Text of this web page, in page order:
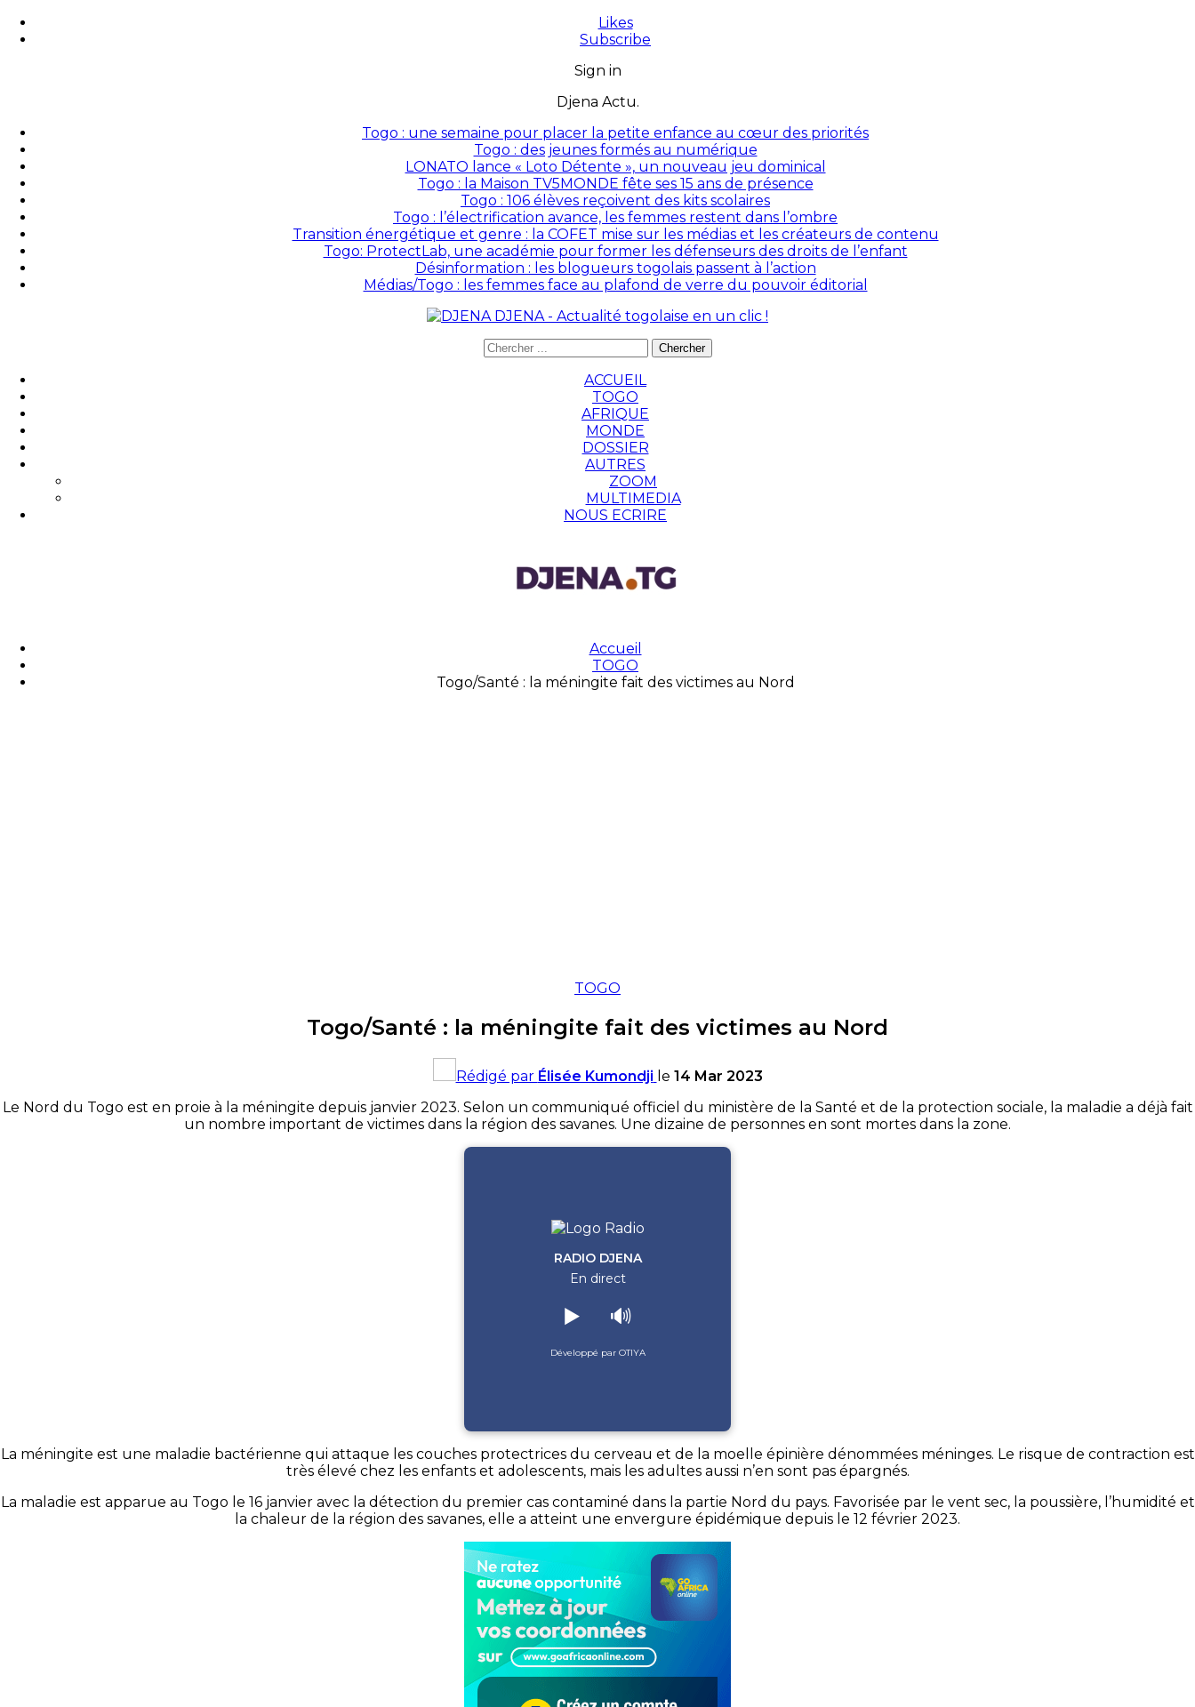
Likes
Subscribe
Sign in
Djena Actu.
Togo : une semaine pour placer la petite enfance au cœur des priorités
Togo : des jeunes formés au numérique
LONATO lance « Loto Détente », un nouveau jeu dominical
Togo : la Maison TV5MONDE fête ses 15 ans de présence
Togo : 106 élèves reçoivent des kits scolaires
Togo : l’électrification avance, les femmes restent dans l’ombre
Transition énergétique et genre : la COFET mise sur les médias et les créateurs de contenu
Togo: ProtectLab, une académie pour former les défenseurs des droits de l’enfant
Désinformation : les blogueurs togolais passent à l’action
Médias/Togo : les femmes face au plafond de verre du pouvoir éditorial
DJENA - Actualité togolaise en un clic !
ACCUEIL
TOGO
AFRIQUE
MONDE
DOSSIER
AUTRES
ZOOM
MULTIMEDIA
NOUS ECRIRE
Accueil
TOGO
Togo/Santé : la méningite fait des victimes au Nord
TOGO
Togo/Santé : la méningite fait des victimes au Nord
Rédigé par Élisée Kumondji le 14 Mar 2023
Le Nord du Togo est en proie à la méningite depuis janvier 2023. Selon un communiqué officiel du ministère de la Santé et de la protection sociale, la maladie a déjà fait
un nombre important de victimes dans la région des savanes. Une dizaine de personnes en sont mortes dans la zone.
RADIO DJENA
En direct
▶️ 🔊
Développé par OTIYA
La méningite est une maladie bactérienne qui attaque les couches protectrices du cerveau et de la moelle épinière dénommées méninges. Le risque de contraction est
très élevé chez les enfants et adolescents, mais les adultes aussi n’en sont pas épargnés.
La maladie est apparue au Togo le 16 janvier avec la détection du premier cas contaminé dans la partie Nord du pays. Favorisée par le vent sec, la poussière, l’humidité et
la chaleur de la région des savanes, elle a atteint une envergure épidémique depuis le 12 février 2023.